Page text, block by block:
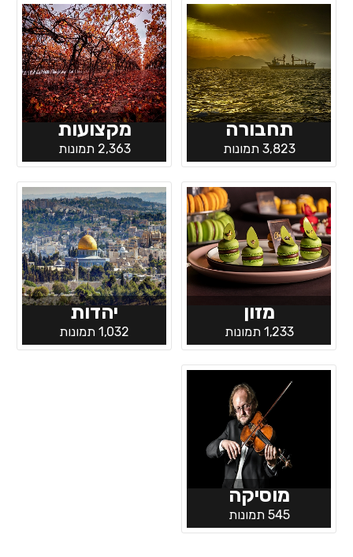
תחבורה
3,823 תמונות
מקצועות
2,363 תמונות
מזון
1,233 תמונות
יהדות
1,032 תמונות
מוסיקה
545 תמונות